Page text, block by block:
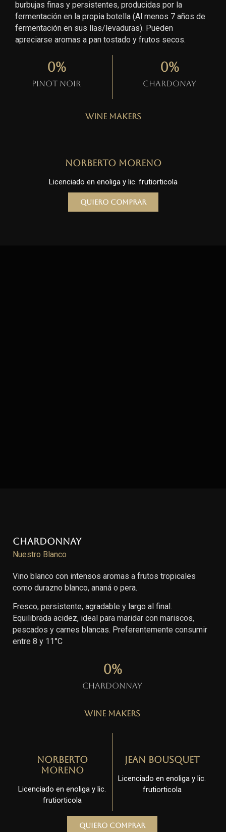
burbujas finas y persistentes, producidas por la
fermentación en la propia botella (Al menos 7 años de
fermentación en sus lías/levaduras). Pueden
apreciarse aromas a pan tostado y frutos secos.
Pinot Noir
0%
Chardonay
0%
Wine Makers
Norberto Moreno
Licenciado en enoliga y lic. frutiorticola
Quiero comprar
Chardonnay
Nuestro Blanco
Vino blanco con intensos aromas a frutos tropicales
como durazno blanco, ananá o pera.
Fresco, persistente, agradable y largo al final.
Equilibrada acidez, ideal para maridar con mariscos,
pescados y carnes blancas. Preferentemente consumir
entre 8 y 11°C
Chardonnay
0%
Wine Makers
Norberto
Moreno
Licenciado en enoliga y lic.
frutiorticola
Jean Bousquet
Licenciado en enoliga y lic.
frutiorticola
Quiero comprar